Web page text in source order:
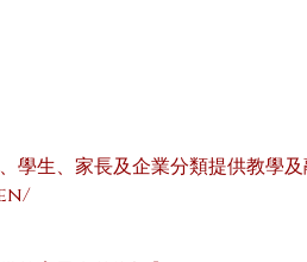
學生、家長及企業分類提供教學及